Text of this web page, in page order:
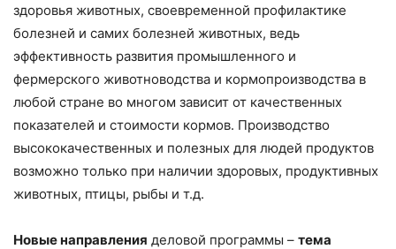
здоровья животных, своевременной профилактике
болезней и самих болезней животных, ведь
эффективность развития промышленного и
фермерского животноводства и кормопроизводства в
любой стране во многом зависит от качественных
показателей и стоимости кормов. Производство
высококачественных и полезных для людей продуктов
возможно только при наличии здоровых, продуктивных
животных, птицы, рыбы и т.д.
Новые направления деловой программы – тема